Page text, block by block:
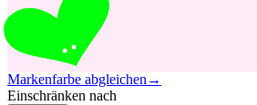
Markenfarbe abgleichen →
Einschränken nach